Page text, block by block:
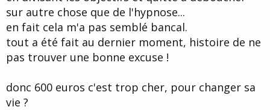
sur autre chose que de l'hypnose...
en fait cela m'a pas semblé bancal.
tout a été fait au dernier moment, histoire de ne
pas trouver une bonne excuse !
donc 600 euros c'est trop cher, pour changer sa
vie ?